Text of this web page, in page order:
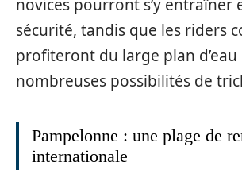
novices pourront s’y entraîner
sécurité, tandis que les riders
profiteront du large plan d’eau
nombreuses possibilités de
Pampelonne : une plage de
internationale